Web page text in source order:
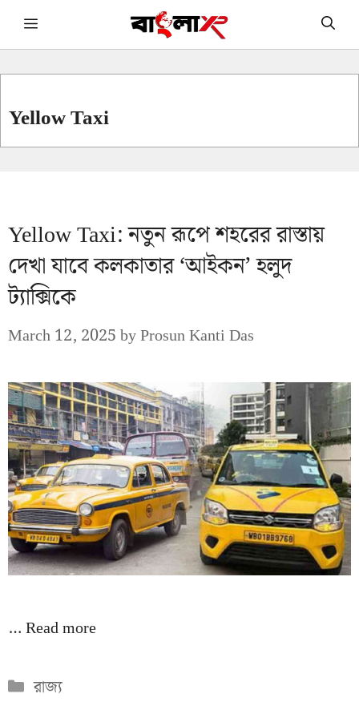
Skip Menu
Yellow Taxi
Yellow Taxi: নতুন রূপে শহরের রাস্তায়
দেখা যাবে কলকাতার ‘আইকন’ হলুদ
ট্যাক্সিকে
March 12, 2025byProsun Kanti Das
…Read more
Categories
রাজ্য